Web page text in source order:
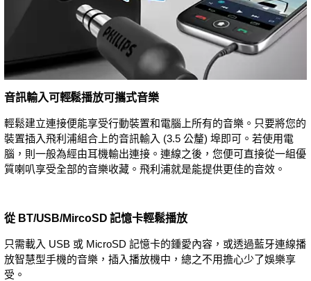
音訊輸入可輕鬆播放可攜式音樂
輕鬆建立連接便能享受行動裝置和電腦上所有的音樂。只要將您的
裝置插入飛利浦組合上的音訊輸入 (3.5 公釐) 埠即可。若使用電
腦，則一般為經由耳機輸出連接。連線之後，您便可直接從一組優
質喇叭享受全部的音樂收藏。飛利浦就是能提供更佳的音效。
從 BT/USB/MircoSD 記憶卡輕鬆播放
只需載入 USB 或 MicroSD 記憶卡的鍾愛內容，或透過藍牙連線播
放智慧型手機的音樂，插入播放機中，總之不用擔心少了娛樂享
受。